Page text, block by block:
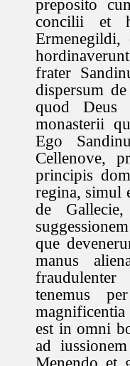
preposito
concilii et
frater
dispersum
quod Deus
monasterii
Ego
Cellenove,
principis
regina, simul
de
que
manus
tenemus
est in omni
ad